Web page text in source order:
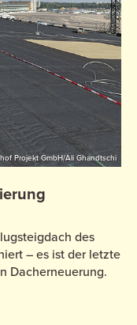
Projekt GmbH/Ali Ghandtschi
des
– es ist der letzte
Dacherneuerung.